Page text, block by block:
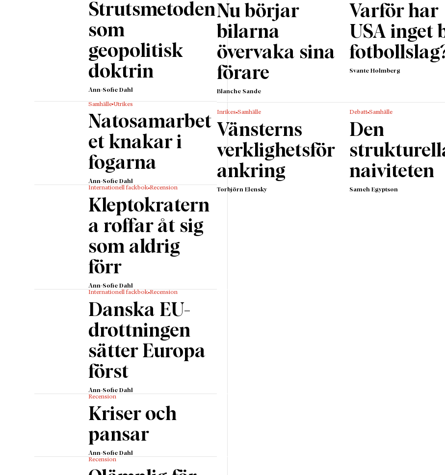
Strutsmetoden
som
geopolitisk
doktrin
Ann-Sofie Dahl
Samhälle Utrikes
Natosamarbet
et knakar i
fogarna
Ann-Sofie Dahl
Internationell fackbok Recension
Kleptokratern
a roffar åt sig
som aldrig
förr
Ann-Sofie Dahl
Internationell fackbok Recension
Danska EU-
drottningen
sätter Europa
först
Ann-Sofie Dahl
Recension
Kriser och
pansar
Ann-Sofie Dahl
Recension
Nu börjar
bilarna
övervaka sina
förare
Blanche Sande
Varför har
USA inget
Svante Holmberg
Inrikes Samhälle
Vänsterns
verklighetsför
ankring
Torbjörn Elensky
Debatt Samhälle
Den
naiviteten
Sameh Egyptson